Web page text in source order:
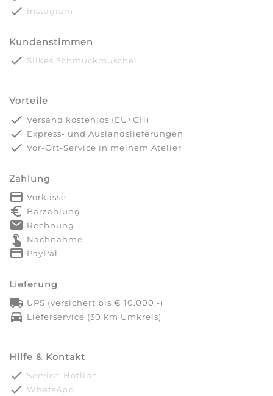
done Instagram
Kundenstimmen
done Silkes Schmuckmuschel
Vorteile
done Versand kostenlos (EU+CH)
done Express- und Auslandslieferungen
done Vor-Ort-Service in meinem Atelier
Zahlung
payment Vorkasse
euro_symbol Barzahlung
markunread Rechnung
touch_app Nachnahme
credit_card PayPal
Lieferung
local_shipping UPS (versichert bis € 10.000,-)
directions_car Lieferservice (30 km Umkreis)
Hilfe & Kontakt
done Service-Hotline
done WhatsApp